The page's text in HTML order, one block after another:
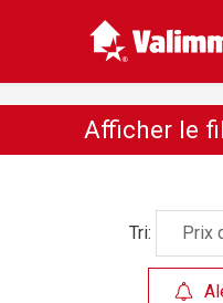
Afficher le
Tri: Prix